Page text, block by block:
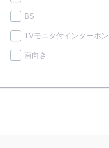
BS
TVモニタ付インターホン
南向き